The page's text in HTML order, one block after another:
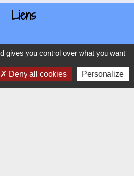
Liens
gives you control over what you want
Deny all cookies Personalize